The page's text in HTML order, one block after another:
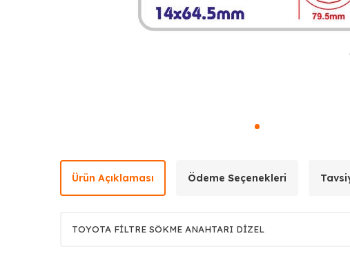
Ürün Açıklaması Ödeme Seçenekleri
TOYOTA FİLTRE SÖKME ANAHTARI DİZEL